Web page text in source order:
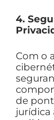
4.
Com o
de
jurídica